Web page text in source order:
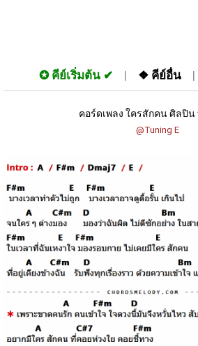
✪ คีย์เริ่มต้น ❖ คีย์อื่น
คอร์ดเพลง ใครสักคน ศิลปิน
@Tuning E